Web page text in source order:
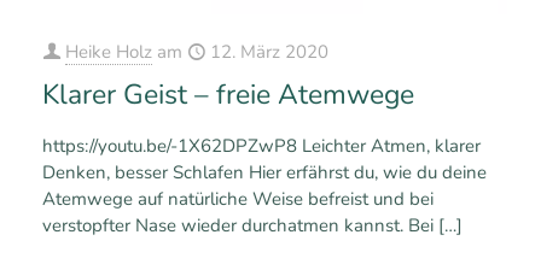
Heike Holz am 12. März 2020
Klarer Geist – freie Atemwege
https://youtu.be/-1X62DPZwP8 Leichter Atmen, klarer
Denken, besser Schlafen Hier erfährst du, wie du deine
Atemwege auf natürliche Weise befreist und bei
verstopfter Nase wieder durchatmen kannst. Bei […]